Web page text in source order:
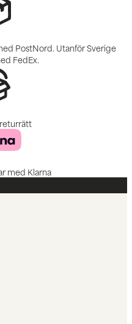
PostNord. Utanför Sverige
FedEx.
med Klarna